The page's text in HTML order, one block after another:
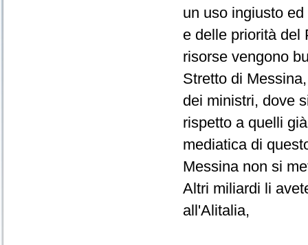
un uso ingiusto
e delle priorità del
risorse vengono
Stretto di
dei ministri, dove
rispetto a quelli
mediatica di
Messina non si
Altri miliardi li
all'Alitalia,